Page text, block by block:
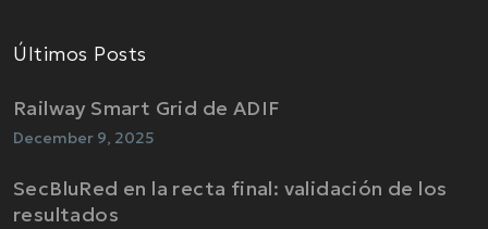
Últimos Posts
Railway Smart Grid de ADIF
December 9, 2025
SecBluRed en la recta final: validación de los
resultados